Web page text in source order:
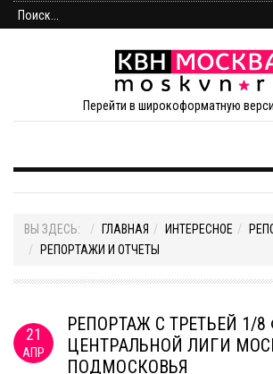
Перейти в широкоформатную
ВЫ ЗДЕСЬ: ГЛАВНАЯ ИНТЕРЕСНОЕ
РЕПОРТАЖИ И ОТЧЕТЫ
21
АПР
РЕПОРТАЖ С ТРЕТЬЕЙ 1/
ЦЕНТРАЛЬНОЙ ЛИГИ
ПОДМОСКОВЬЯ